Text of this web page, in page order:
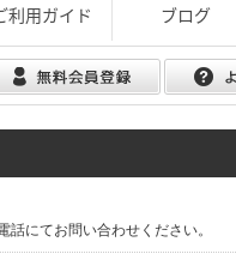
利用ガイド ブログ
にてお問い合わせください。